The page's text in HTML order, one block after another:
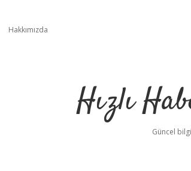
Hakkımızda
Hızlı
Güncel